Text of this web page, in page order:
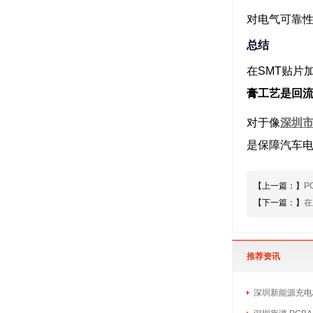
对电气可靠
总结
在SMT贴片
膏工艺是回
对于像深圳
是保障汽车
【上一篇：】
【下一篇：】
推荐资讯
深圳新能源充